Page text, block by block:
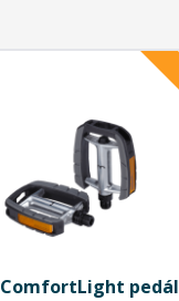
ComfortLight pedál